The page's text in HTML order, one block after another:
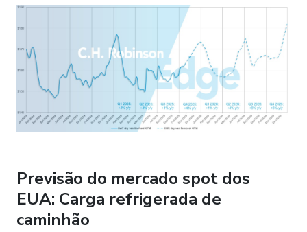
Previsão do mercado spot dos
EUA: Carga refrigerada de
caminhão